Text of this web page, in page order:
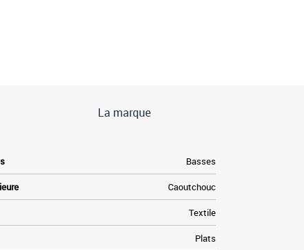
La marque
Basses
Caoutchouc
Textile
Plats